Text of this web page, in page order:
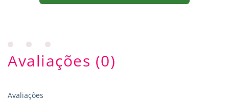
Avaliações (0)
Avaliações